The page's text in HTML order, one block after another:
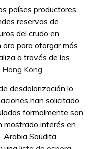
países productores
reservas de
del crudo en
oro para otorgar más
a través de las
Kong.
desdolarización lo
han solicitado
formalmente son
mostrado interés en
Arabia Saudita,